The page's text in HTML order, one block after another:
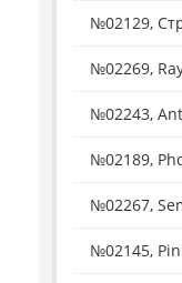
№02129,
№02269,
№02243,
№02189,
№02267,
№02145,